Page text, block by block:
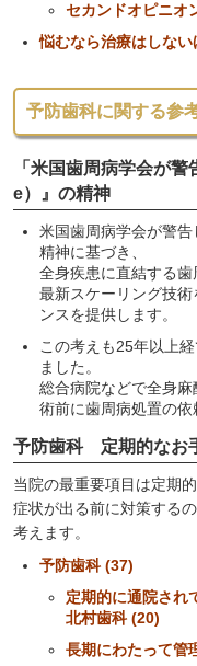
セカンドオピニオ
悩むなら治療はしな
予防歯科に関する参
「米国歯周病学会が
e）』の精神
米国歯周病学会が警
精神に基づき、
全身疾患に直結する
最新スケーリング技
ンスを提供します。
この考えも25年以上
ました。
総合病院などで全身
術前に歯周病処置の依
予防歯科 定期的なお
当院の最重要項目は定期
症状が出る前に対策する
考えます。
予防歯科 (37)
定期的に通院さ
北村歯科 (20)
長期にわたって管